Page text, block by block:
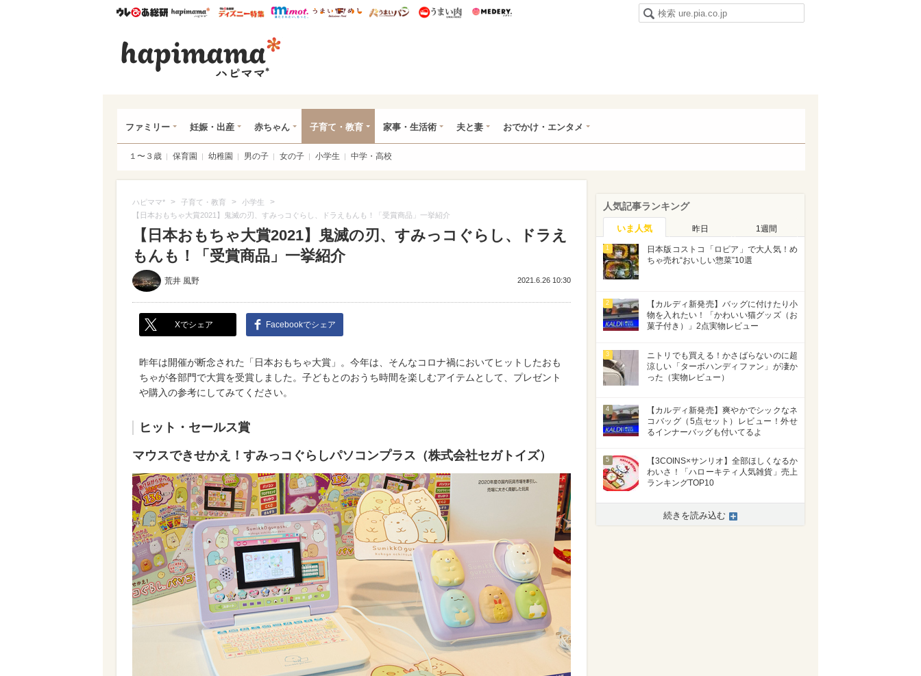
ウレぴあ総研ハピママ* ウレぴあ総研 ディズニー特集
mimot. うまいめし うまいパン うまい肉
ファミリー 妊娠・出産 赤ちゃん 子育て・教育 家事・生活術 夫と妻 おでかけ・エンタメ
１〜３歳 保育園 幼稚園 男の子 女の子 小学生 中学・高校
ハピママ* > 子育て・教育 > 小学生 >
【日本おもちゃ大賞2021】鬼滅の刃、すみっコぐらし、ドラえもんも！「受賞商品」一挙紹介
【日本おもちゃ大賞2021】鬼滅の刃、すみっコぐらし、ドラえ
もんも！「受賞商品」一挙紹介
荒井 風野 2021.6.26 10:30
Xでシェア Facebookでシェア
昨年は開催が断念された「日本おもちゃ大賞」。今年は、そんなコロナ禍においてヒットしたおも
ちゃが各部門で大賞を受賞しました。子どもとのおうち時間を楽しむアイテムとして、プレゼント
や購入の参考にしてみてください。
ヒット・セールス賞
マウスできせかえ！すみっコぐらしパソコンプラス（株式会社セガトイズ）
人気記事ランキング
いま人気 昨日 1週間
1
日本版コストコ「ロピア」で大人気！め
ちゃ売れ“おいしい惣菜”10選
2
【カルディ新発売】バッグに付けたり小
物を入れたい！「かわいい猫グッズ（お
菓子付き）」2点実物レビュー
3
ニトリでも買える！かさばらないのに超
涼しい「ターボハンディファン」が凄か
った（実物レビュー）
4
【カルディ新発売】爽やかでシックなネ
コバッグ（5点セット）レビュー！外せ
るインナーバッグも付いてるよ
5
【3COINS×サンリオ】全部ほしくなるか
わいさ！「ハローキティ人気雑貨」売上
ランキングTOP10
続きを読み込む